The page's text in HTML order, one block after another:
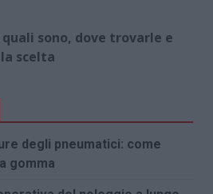
sono, dove trovarle e
scelta
degli pneumatici: come
gomma